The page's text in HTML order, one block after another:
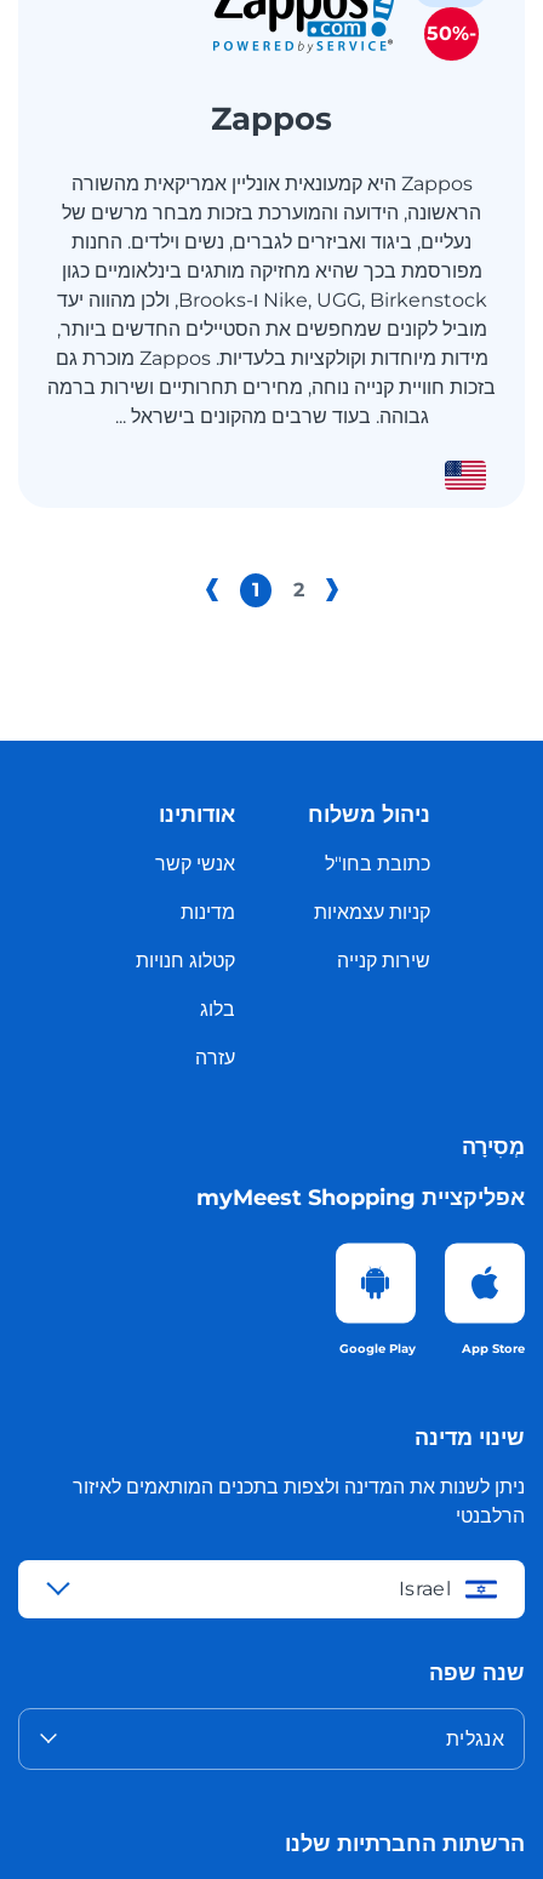
Zappos
Zappos היא קמעונאית אונליין אמריקאית מהשורה
הראשונה, הידועה והמוערכת בזכות מבחר מרשים של
נעליים, ביגוד ואביזרים לגברים, נשים וילדים. החנות
מפורסמת בכך שהיא מחזיקה מותגים בינלאומיים כגון
Nike, UGG, Birkenstock ו-Brooks, ולכן מהווה יעד
מוביל לקונים שמחפשים את הסטיילים החדשים ביותר,
מידות מיוחדות וקולקציות בלעדיות. Zappos מוכרת גם
בזכות חוויית קנייה נוחה, מחירים תחרותיים ושירות ברמה
גבוהה. בעוד שרבים מהקונים בישראל ...
-50%
1 2
ניהול משלוח
כתובת בחו"ל
קניות עצמאיות
שירות קנייה
אודותינו
אנשי קשר
מדינות
קטלוג חנויות
בלוג
עזרה
מְסִירָה
אפליקציית myMeest Shopping
App Store
Google Play
שינוי מדינה
ניתן לשנות את המדינה ולצפות בתכנים המותאמים לאיזור
הרלבנטי
Israel
שנה שפה
אנגלית
הרשתות החברתיות שלנו